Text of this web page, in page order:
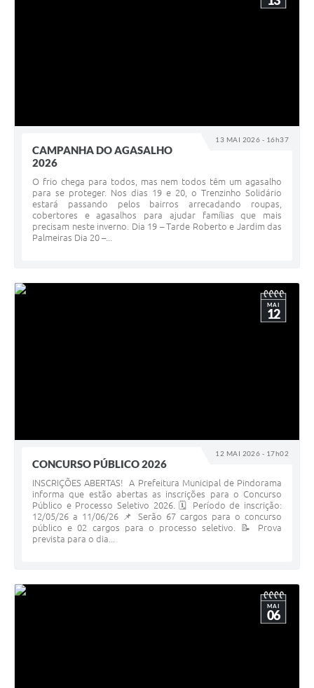
13 MAI 2026 - 16h37
CAMPANHA DO AGASALHO
2026
O frio chega para todos, mas nem todos têm um agasalho
para se proteger. Nos dias 19 e 20, o Trenzinho Solidário
estará passando pelos bairros arrecadando roupas,
cobertores e agasalhos para ajudar famílias que mais
precisam neste inverno. Dia 19 – Tarde Roberto e Jardim das
Palmeiras Dia 20 –...
12 MAI 2026 - 17h02
MAI
12
CONCURSO PÚBLICO 2026
INSCRIÇÕES ABERTAS! A Prefeitura Municipal de Pindorama
informa que estão abertas as inscrições para o Concurso
Público e Processo Seletivo 2026. 🗓️ Período de inscrição:
12/05/26 a 11/06/26 📌 Serão 67 cargos para o concurso
público e 02 cargos para o processo seletivo. 📝 Prova
prevista para o dia...
MAI
06